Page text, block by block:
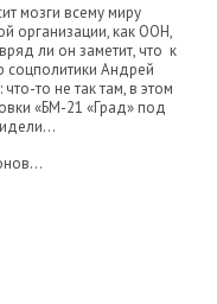
мозги всему миру
организации, как ООН,
ли он заметит, что к
соцполитики Андрей
то не так там, в этом
«БМ-21 «Град» под